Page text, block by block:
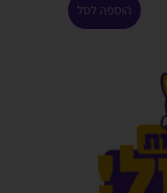
הוספה לסל